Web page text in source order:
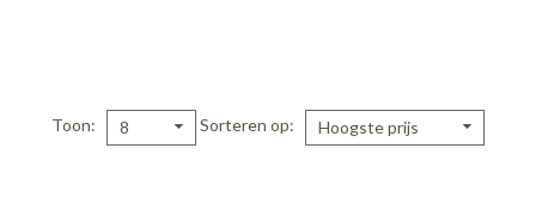
Toon 8 Sorteren op Hoogste prijs